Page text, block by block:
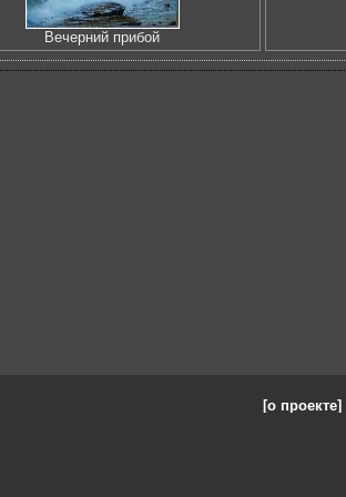
Вечерний прибой
[о проекте]